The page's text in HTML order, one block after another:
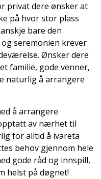
privat dere ønsker at
på hvor stor plass
bare den
seremonien krever
Ønsker dere
familie, gode venner,
naturlig å arrangere
å arrangere
av nærhet til
for alltid å ivareta
behov gjennom hele
gode råd og innspill,
helst på døgnet!